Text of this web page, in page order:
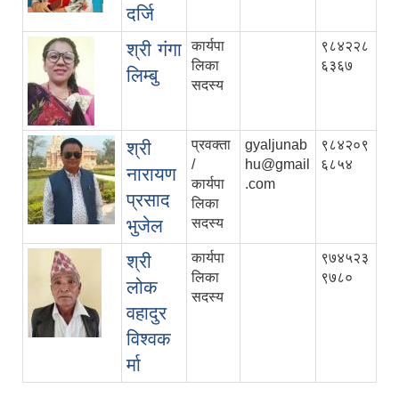
दर्जि
श्री गंगा
लिम्बु
कार्यपा
लिका
सदस्य
९८४२२८
६३६७
श्री
नारायण
प्रसाद
भुजेल
प्रवक्ता
/
कार्यपा
लिका
सदस्य
gyaljunab
hu@gmail
.com
९८४२०९
६८५४
श्री
लोक
वहादुर
विश्वक
र्मा
कार्यपा
लिका
सदस्य
९७४५२३
९७८०